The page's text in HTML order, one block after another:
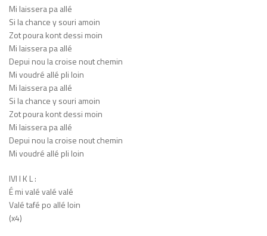
Mi laissera pa allé
Si la chance y souri amoin
Zot poura kont dessi moin
Mi laissera pa allé
Depui nou la croise nout chemin
Mi voudré allé pli loin
Mi laissera pa allé
Si la chance y souri amoin
Zot poura kont dessi moin
Mi laissera pa allé
Depui nou la croise nout chemin
Mi voudré allé pli loin
IVI I K L :
É mi valé valé valé
Valé tafé po allé loin
(x4)